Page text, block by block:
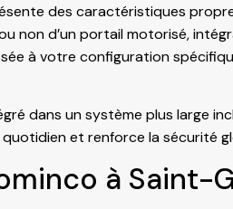
des caractéristiques
non d’un portail motorisé,
à votre configuration
dans un système plus large
et renforce la sécurité
à Saint-